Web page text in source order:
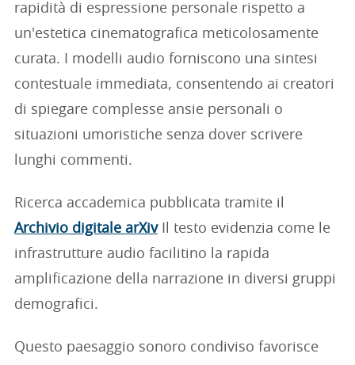
rapidità di espressione personale rispetto a
un'estetica cinematografica meticolosamente
curata. I modelli audio forniscono una sintesi
contestuale immediata, consentendo ai creatori
di spiegare complesse ansie personali o
situazioni umoristiche senza dover scrivere
lunghi commenti.
Ricerca accademica pubblicata tramite il
Archivio digitale arXivIl testo evidenzia come le
infrastrutture audio facilitino la rapida
amplificazione della narrazione in diversi gruppi
demografici.
Questo paesaggio sonoro condiviso favorisce